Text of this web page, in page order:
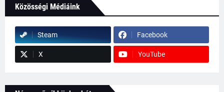
Közösségi Médiáink
Steam Facebook
X YouTube